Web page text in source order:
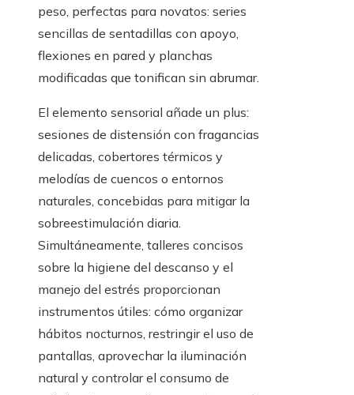
peso, perfectas para novatos: series
sencillas de sentadillas con apoyo,
flexiones en pared y planchas
modificadas que tonifican sin abrumar.
El elemento sensorial añade un plus:
sesiones de distensión con fragancias
delicadas, cobertores térmicos y
melodías de cuencos o entornos
naturales, concebidas para mitigar la
sobreestimulación diaria.
Simultáneamente, talleres concisos
sobre la higiene del descanso y el
manejo del estrés proporcionan
instrumentos útiles: cómo organizar
hábitos nocturnos, restringir el uso de
pantallas, aprovechar la iluminación
natural y controlar el consumo de